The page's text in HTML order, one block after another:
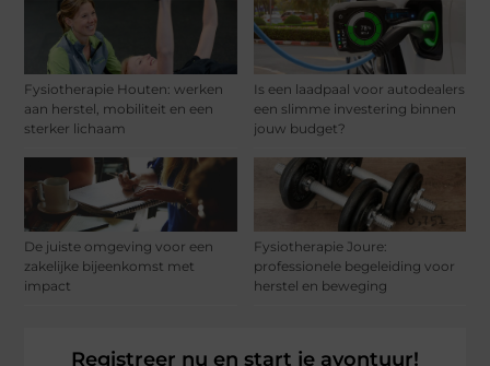
Fysiotherapie Houten: werken
aan herstel, mobiliteit en een
sterker lichaam
Is een laadpaal voor autodealers
een slimme investering binnen
jouw budget?
De juiste omgeving voor een
zakelijke bijeenkomst met
impact
Fysiotherapie Joure:
professionele begeleiding voor
herstel en beweging
Registreer nu en start je avontuur!